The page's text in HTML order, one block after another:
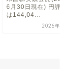
6月30日現在) 円評
は144,04...
2026年7